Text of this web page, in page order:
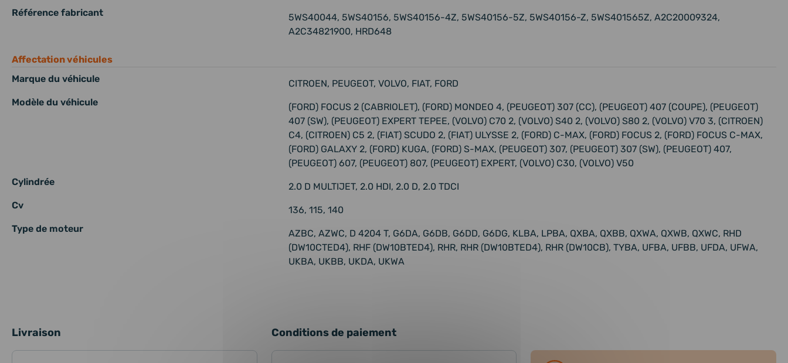
Référence fabricant
5WS40044, 5WS40156, 5WS40156-4Z, 5WS40156-5Z, 5WS40156-Z, 5WS401565Z, A2C20009324,
A2C34821900, HRD648
Affectation véhicules
Marque du véhicule
CITROEN, PEUGEOT, VOLVO, FIAT, FORD
Modèle du véhicule
(FORD) FOCUS 2 (CABRIOLET), (FORD) MONDEO 4, (PEUGEOT) 307 (CC), (PEUGEOT) 407 (COUPE), (PEUGEOT)
407 (SW), (PEUGEOT) EXPERT TEPEE, (VOLVO) C70 2, (VOLVO) S40 2, (VOLVO) S80 2, (VOLVO) V70 3, (CITROEN)
C4, (CITROEN) C5 2, (FIAT) SCUDO 2, (FIAT) ULYSSE 2, (FORD) C-MAX, (FORD) FOCUS 2, (FORD) FOCUS C-MAX,
(FORD) GALAXY 2, (FORD) KUGA, (FORD) S-MAX, (PEUGEOT) 307, (PEUGEOT) 307 (SW), (PEUGEOT) 407,
(PEUGEOT) 607, (PEUGEOT) 807, (PEUGEOT) EXPERT, (VOLVO) C30, (VOLVO) V50
Cylindrée 2.0 D MULTIJET, 2.0 HDI, 2.0 D, 2.0 TDCI
Cv 136, 115, 140
Type de moteur
AZBC, AZWC, D 4204 T, G6DA, G6DB, G6DD, G6DG, KLBA, LPBA, QXBA, QXBB, QXWA, QXWB, QXWC, RHD
(DW10CTED4), RHF (DW10BTED4), RHR, RHR (DW10BTED4), RHR (DW10CB), TYBA, UFBA, UFBB, UFDA, UFWA,
UKBA, UKBB, UKDA, UKWA
Livraison Conditions de paiement